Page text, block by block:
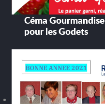
Céma Gourmandise
pour les Godets